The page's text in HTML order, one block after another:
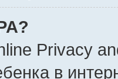
Privacy
в